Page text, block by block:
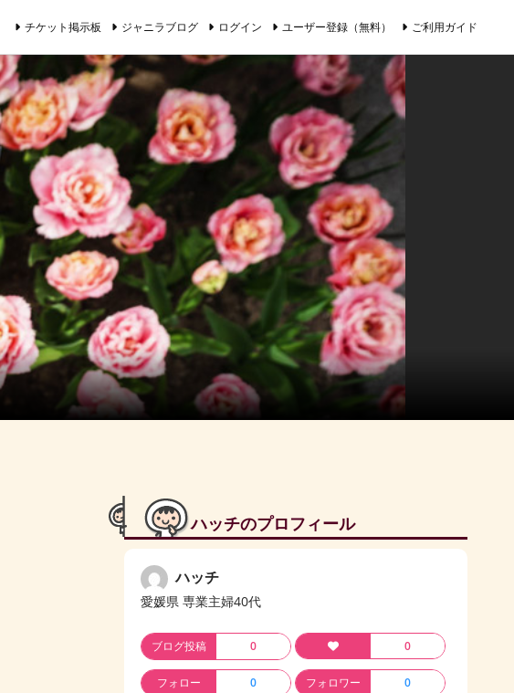
チケット掲示板 ジャニラブログ ログイン ユーザー登録（無料） ご利用ガイド
ハッチのプロフィール
ハッチ
愛媛県 専業主婦40代
ブログ投稿 0 0
フォロー 0 フォロワー 0